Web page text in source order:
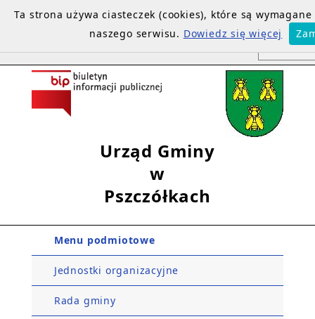
Urząd Gminy
w
Pszczółkach
Menu podmiotowe
Jednostki organizacyjne
Rada gminy
Ta strona używa ciasteczek (cookies), które są
naszego serwisu. Dowiedz się więcej